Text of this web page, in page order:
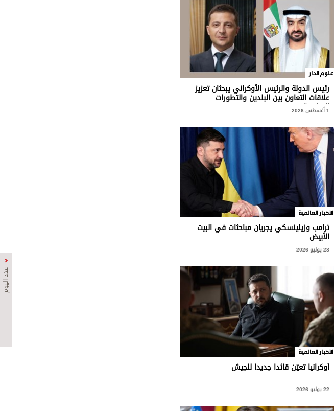
عدد اليوم
علوم الدار
رئيس الدولة والرئيس الأوكراني يبحثان تعزيز
علاقات التعاون بين البلدين والتطورات
الإقليمية
1 أغسطس 2026
الأخبار العالمية
ترامب وزيلينسكي يجريان مباحثات في البيت
الأبيض
28 يوليو 2026
الأخبار العالمية
أوكرانيا تعيّن قائداً جديداً للجيش
22 يوليو 2026